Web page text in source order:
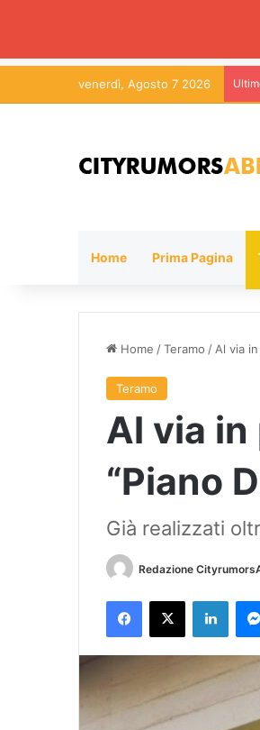
venerdì, Agosto 7 2026
Home Prima Pagina
Home /Teramo / Al via
Teramo
Al via in
“Piano
Già realizzati
Redazione